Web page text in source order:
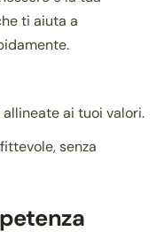
ti aiuta a
ai tuoi valori.
senza